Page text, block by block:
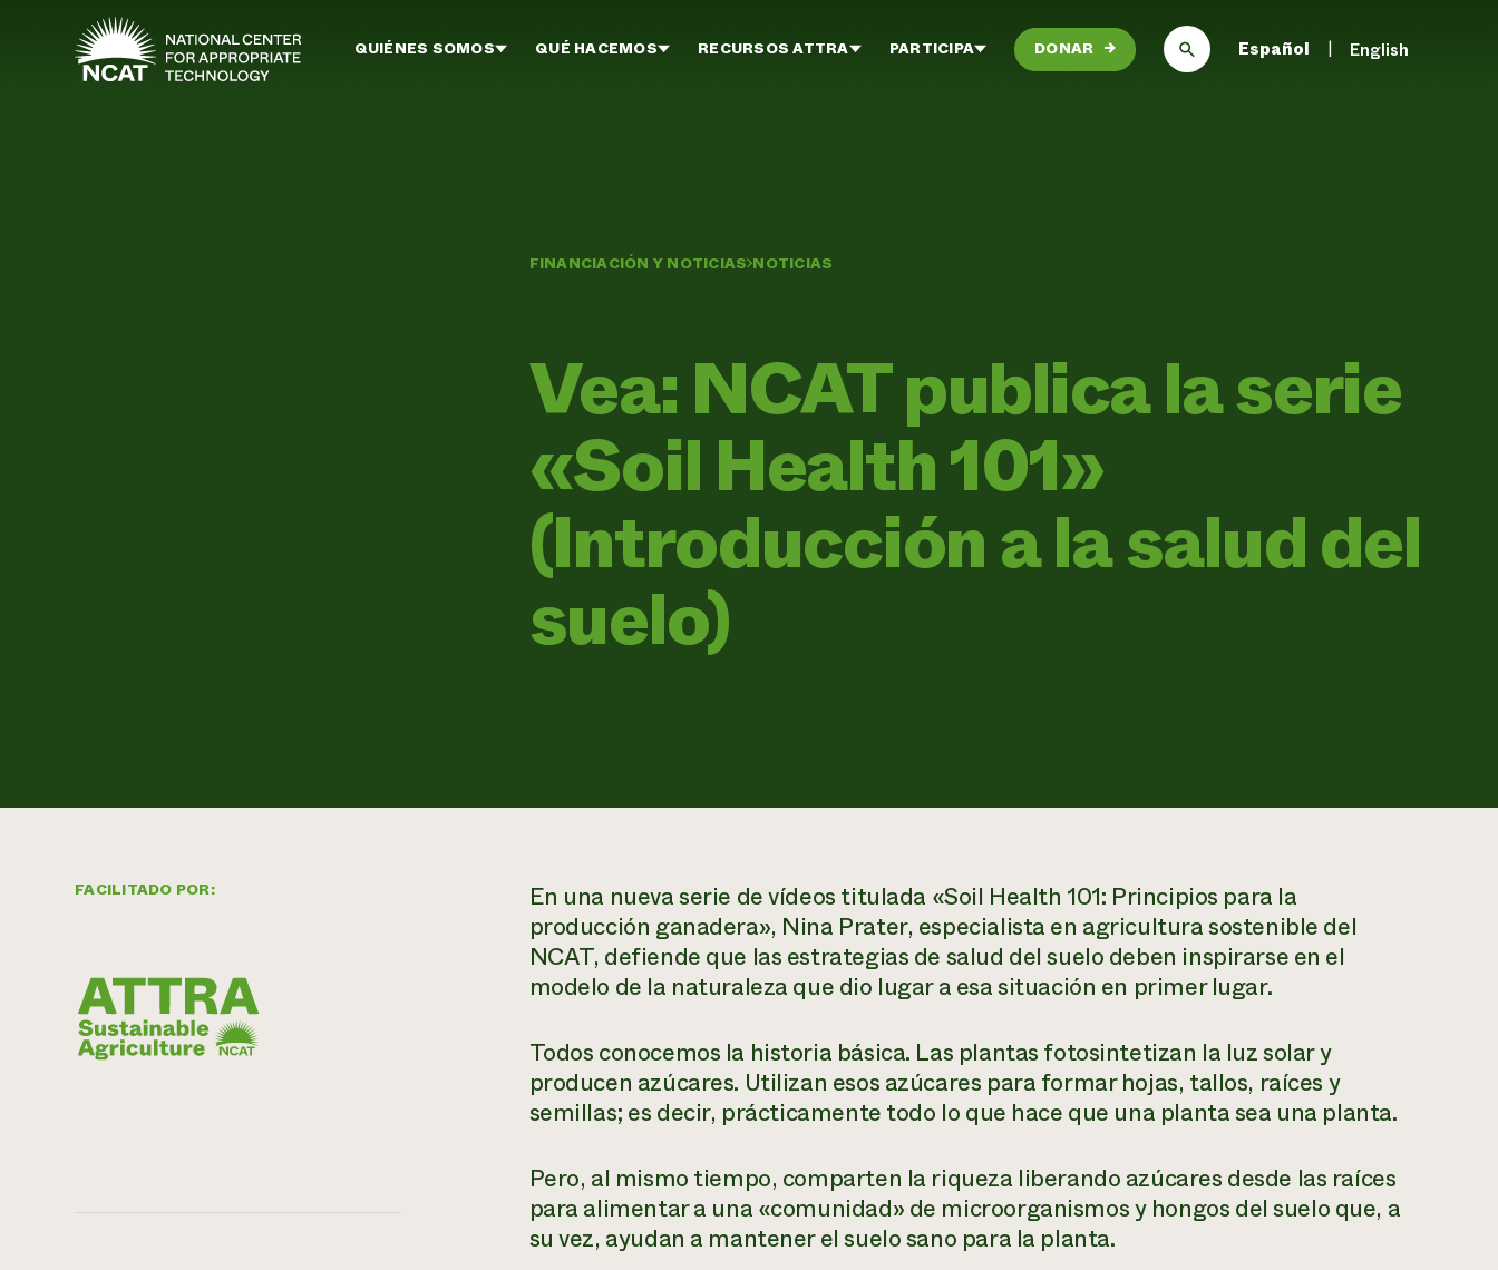
Ir al contenido principal
QUIÉNES SOMOS QUÉ HACEMOS RECURSOS ATTRA PARTICIPA DONAR → Español English
FINANCIACIÓN Y NOTICIAS NOTICIAS
Vea: NCAT publica la serie
«Soil Health 101»
(Introducción a la salud del
suelo)
FACILITADO POR:
En una nueva serie de vídeos titulada «Soil Health 101: Principios para la
producción ganadera», Nina Prater, especialista en agricultura sostenible del
NCAT, defiende que las estrategias de salud del suelo deben inspirarse en el
modelo de la naturaleza que dio lugar a esa situación en primer lugar.
Todos conocemos la historia básica. Las plantas fotosintetizan la luz solar y
producen azúcares. Utilizan esos azúcares para formar hojas, tallos, raíces y
semillas; es decir, prácticamente todo lo que hace que una planta sea una planta.
Pero, al mismo tiempo, comparten la riqueza liberando azúcares desde las raíces
para alimentar a una «comunidad» de microorganismos y hongos del suelo que, a
su vez, ayudan a mantener el suelo sano para la planta.